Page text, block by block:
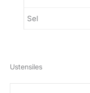
Sel
Ustensiles